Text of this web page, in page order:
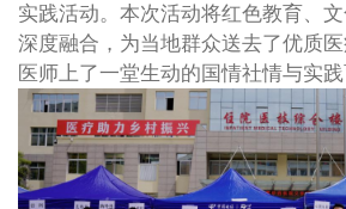
实践活动。本次活动将红色教育、
深度融合，为当地群众送去了优质
医师上了一堂生动的国情社情与实践